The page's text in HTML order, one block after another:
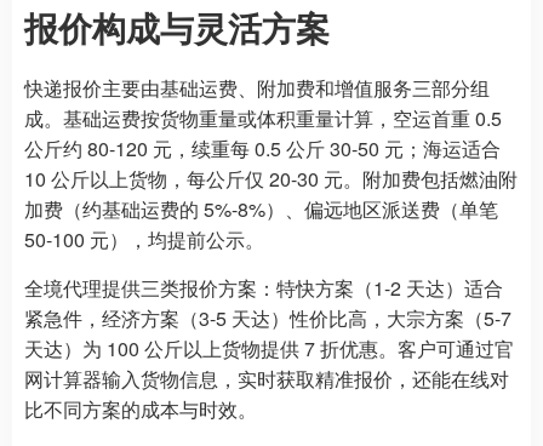
报价构成与灵活方案
快递报价主要由基础运费、附加费和增值服务三部分组
成。基础运费按货物重量或体积重量计算，空运首重 0.5
公斤约 80-120 元，续重每 0.5 公斤 30-50 元；海运适合
10 公斤以上货物，每公斤仅 20-30 元。附加费包括燃油附
加费（约基础运费的 5%-8%）、偏远地区派送费（单笔
50-100 元），均提前公示。
全境代理提供三类报价方案：特快方案（1-2 天达）适合
紧急件，经济方案（3-5 天达）性价比高，大宗方案（5-7
天达）为 100 公斤以上货物提供 7 折优惠。客户可通过官
网计算器输入货物信息，实时获取精准报价，还能在线对
比不同方案的成本与时效。